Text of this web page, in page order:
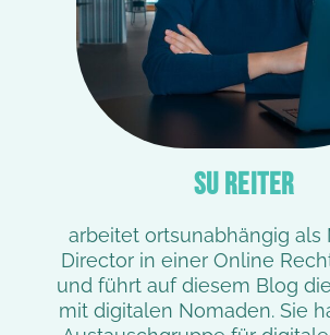
SU REITER
arbeitet ortsunabhängig als
Director in einer Online
und führt auf diesem Blog
mit digitalen Nomaden. Sie